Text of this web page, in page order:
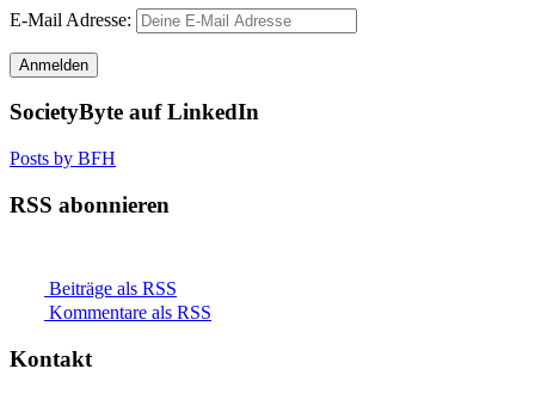
E-Mail Adresse:
SocietyByte auf LinkedIn
Posts by BFH
RSS abonnieren
Beiträge als RSS
Kommentare als RSS
Kontakt